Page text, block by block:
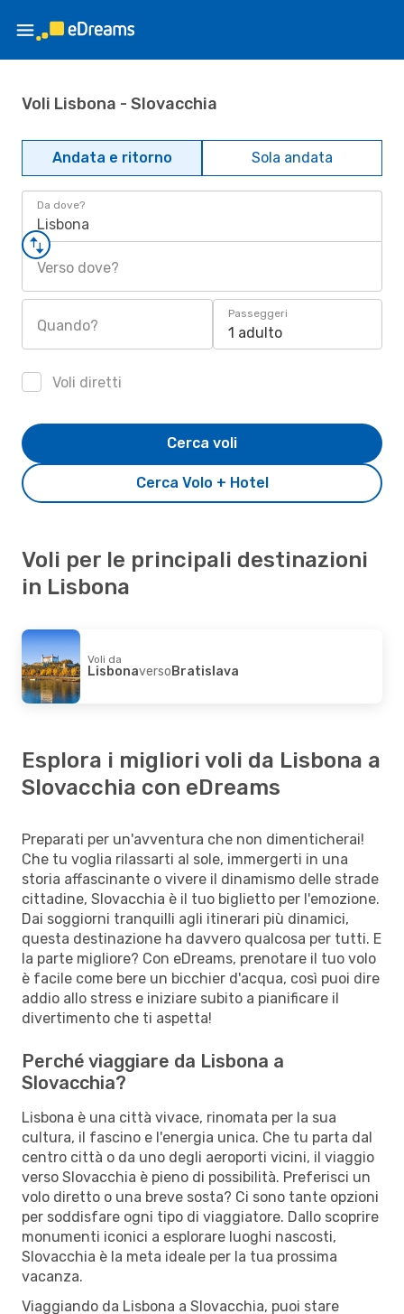
Voli Lisbona - Slovacchia
Andata e ritorno Sola andata
Da dove?
Lisbona
Verso dove?
Quando?
Passeggeri
1 adulto
Voli diretti
Cerca Volo + Hotel
Cerca voli
Voli per le principali destinazioni
in Lisbona
Voli da
LisbonaversoBratislava
Esplora i migliori voli da Lisbona a
Slovacchia con eDreams
Preparati per un'avventura che non dimenticherai!
Che tu voglia rilassarti al sole, immergerti in una
storia affascinante o vivere il dinamismo delle strade
cittadine, Slovacchia è il tuo biglietto per l'emozione.
Dai soggiorni tranquilli agli itinerari più dinamici,
questa destinazione ha davvero qualcosa per tutti. E
la parte migliore? Con eDreams, prenotare il tuo volo
è facile come bere un bicchier d'acqua, così puoi dire
addio allo stress e iniziare subito a pianificare il
divertimento che ti aspetta!
Perché viaggiare da Lisbona a
Slovacchia?
Lisbona è una città vivace, rinomata per la sua
cultura, il fascino e l'energia unica. Che tu parta dal
centro città o da uno degli aeroporti vicini, il viaggio
verso Slovacchia è pieno di possibilità. Preferisci un
volo diretto o una breve sosta? Ci sono tante opzioni
per soddisfare ogni tipo di viaggiatore. Dallo scoprire
monumenti iconici a esplorare luoghi nascosti,
Slovacchia è la meta ideale per la tua prossima
vacanza.
Viaggiando da Lisbona a Slovacchia, puoi stare